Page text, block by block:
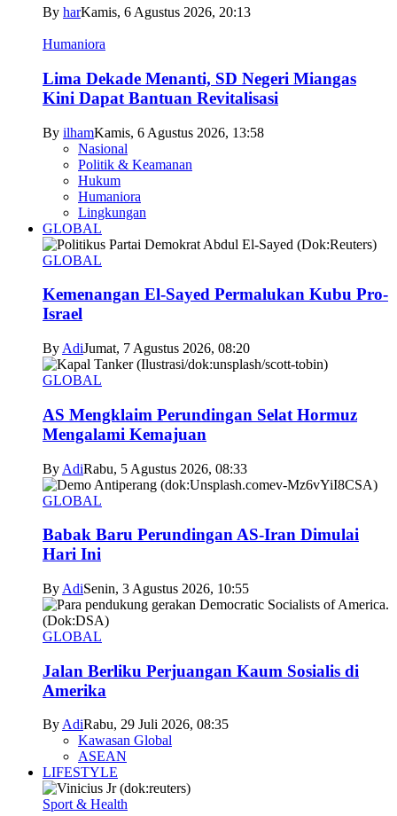
By harKamis, 6 Agustus 2026, 20:13
Humaniora
Lima Dekade Menanti, SD Negeri Miangas
Kini Dapat Bantuan Revitalisasi
By ilhamKamis, 6 Agustus 2026, 13:58
Nasional
Politik & Keamanan
Hukum
Humaniora
Lingkungan
GLOBAL
GLOBAL
Kemenangan El-Sayed Permalukan Kubu Pro-
Israel
By AdiJumat, 7 Agustus 2026, 08:20
GLOBAL
AS Mengklaim Perundingan Selat Hormuz
Mengalami Kemajuan
By AdiRabu, 5 Agustus 2026, 08:33
GLOBAL
Babak Baru Perundingan AS-Iran Dimulai
Hari Ini
By AdiSenin, 3 Agustus 2026, 10:55
GLOBAL
Jalan Berliku Perjuangan Kaum Sosialis di
Amerika
ByAdiRabu, 29 Juli 2026, 08:35
Kawasan Global
ASEAN
LIFESTYLE
Sport & Health